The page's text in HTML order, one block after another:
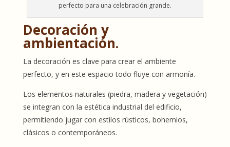
perfecto para una celebración grande.
Decoración y
ambientación.
La decoración es clave para crear el ambiente
perfecto, y en este espacio todo fluye con armonía.
Los elementos naturales (piedra, madera y vegetación)
se integran con la estética industrial del edificio,
permitiendo jugar con estilos rústicos, bohemios,
clásicos o contemporáneos.